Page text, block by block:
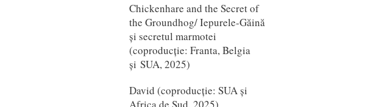
Chickenhare and the Secret of
the Groundhog/ Iepurele-Găină
și secretul marmotei
(coproducție: Franta, Belgia
și SUA, 2025)
David (coproducție: SUA și
Africa de Sud, 2025)